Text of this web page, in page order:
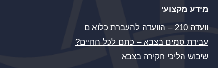
מידע מקצועי
וועדה 210 – הוועדה להעברת כלואים
עבירת סמים בצבא – כתם לכל החיים?
שיבוש הליכי חקירה בצבא